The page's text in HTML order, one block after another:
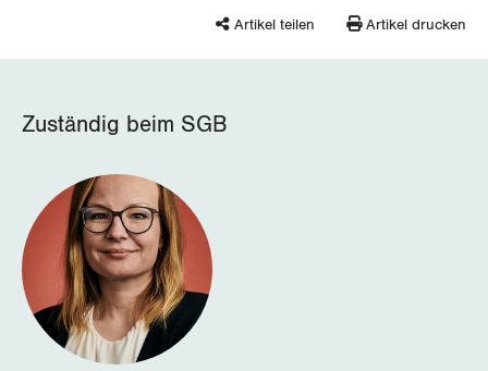
St. Gallen-Appenzell
Solothurn
Tessin
Thurgau
Artikel teilen Artikel drucken
Zuständig beim SGB